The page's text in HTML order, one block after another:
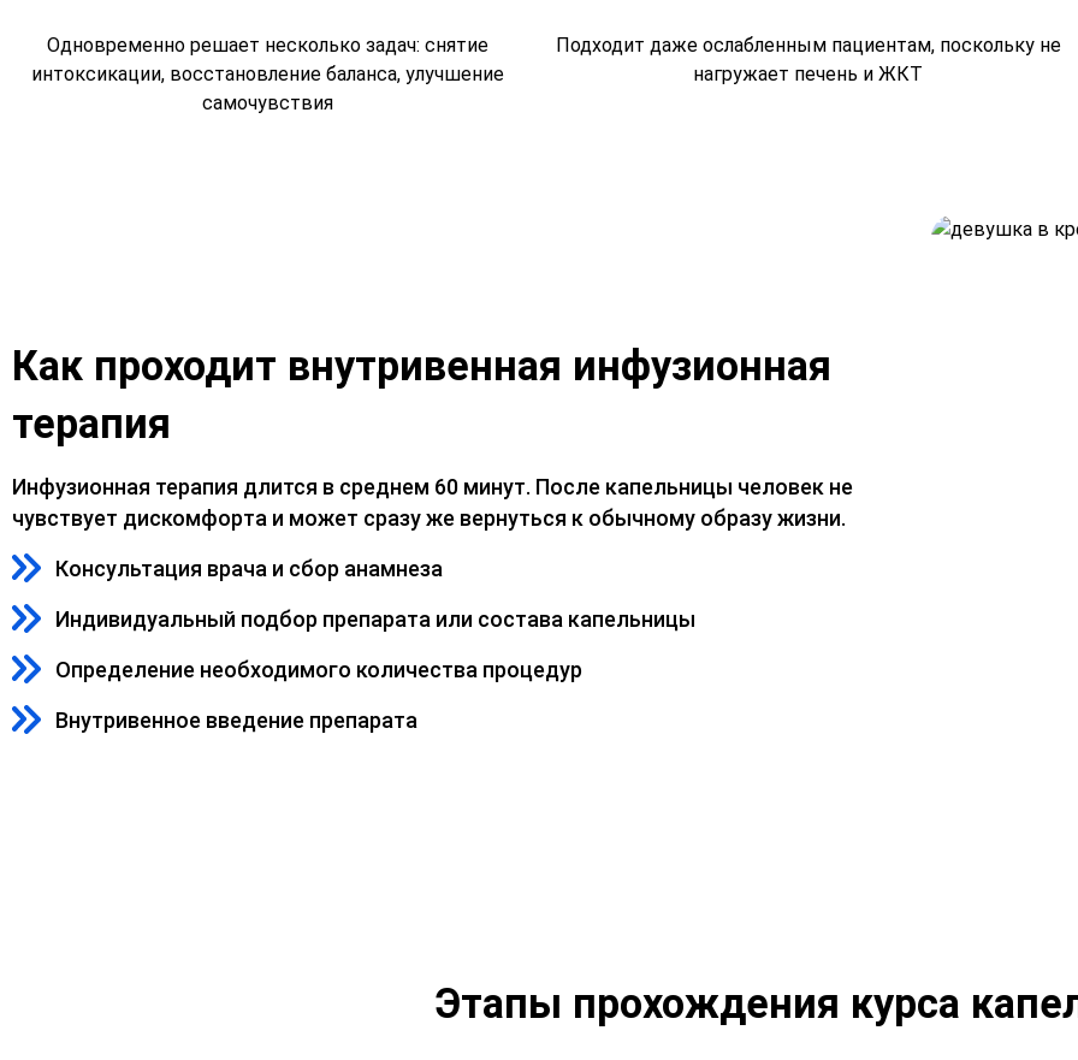
Одновременно решает несколько задач: снятие
интоксикации, восстановление баланса, улучшение
самочувствия
Подходит даже ослабленным пациентам, поскольку не
нагружает печень и ЖКТ
Как проходит внутривенная инфузионная
терапия
Инфузионная терапия длится в среднем 60 минут. После капельницы человек не
чувствует дискомфорта и может сразу же вернуться к обычному образу жизни.
Консультация врача и сбор анамнеза
Индивидуальный подбор препарата или состава капельницы
Определение необходимого количества процедур
Внутривенное введение препарата
Этапы прохождения курса